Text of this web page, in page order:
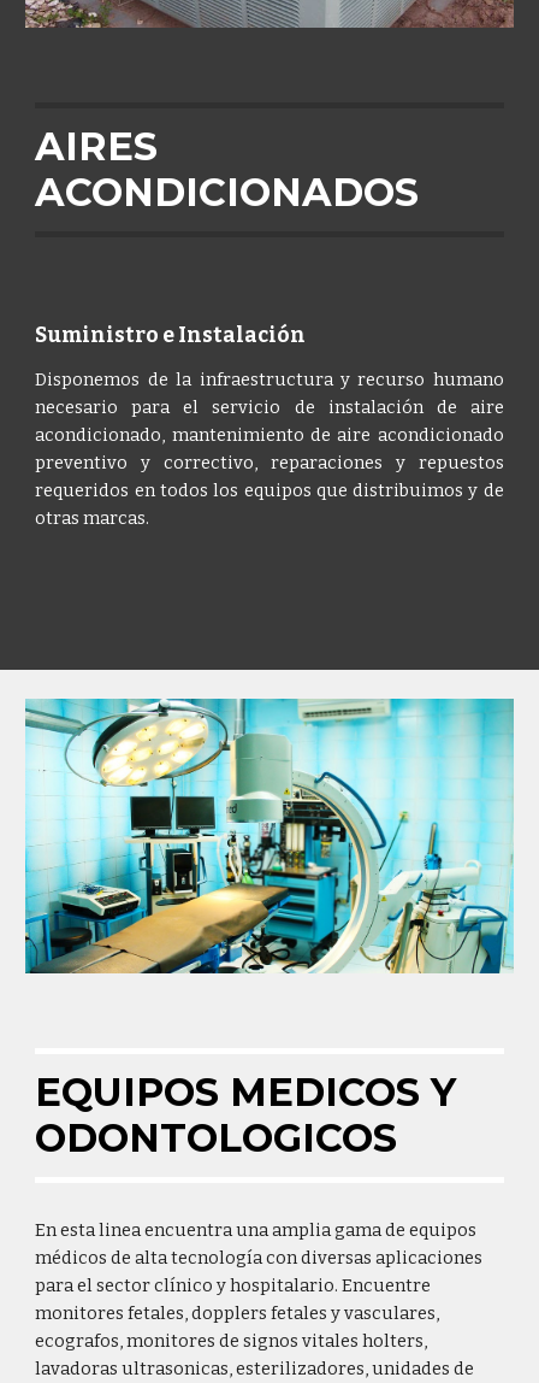
AIRES
ACONDICIONADOS
Suministro e Instalación
Disponemos de la infraestructura y recurso humano
necesario para el servicio de instalación de aire
acondicionado, mantenimiento de aire acondicionado
preventivo y correctivo, reparaciones y repuestos
requeridos en todos los equipos que distribuimos y de
otras marcas.
EQUIPOS MEDICOS Y
ODONTOLOGICOS
En esta linea encuentra una amplia gama de equipos
médicos de alta tecnología con diversas aplicaciones
para el sector clínico y hospitalario. Encuentre
monitores fetales, dopplers fetales y vasculares,
ecografos, monitores de signos vitales holters,
lavadoras ultrasonicas, esterilizadores, unidades de